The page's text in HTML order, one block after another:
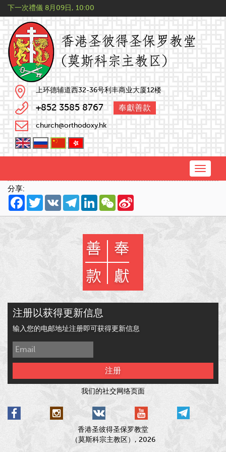
下一次禮儀 8月09日, 10:00
上环德辅道西32-36号利丰商业大厦12楼
+852 3585 8767 奉獻善款
church@orthodoxy.hk
Toggle
分享:
Facebook
TwitterVK TelegramLinkedInWeChat
注册以获得更新信息
输入您的电邮地址注册即可获得更新信息
注册
我们的社交网络页面
香港圣彼得圣保罗教堂
（莫斯科宗主教区）, 2026